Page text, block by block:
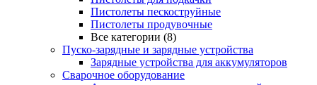
Пистолеты пескоструйные
Пистолеты продувочные
Все категории (8)
Пуско-зарядные и зарядные устройства
Зарядные устройства для аккумуляторов
Сварочное оборудование